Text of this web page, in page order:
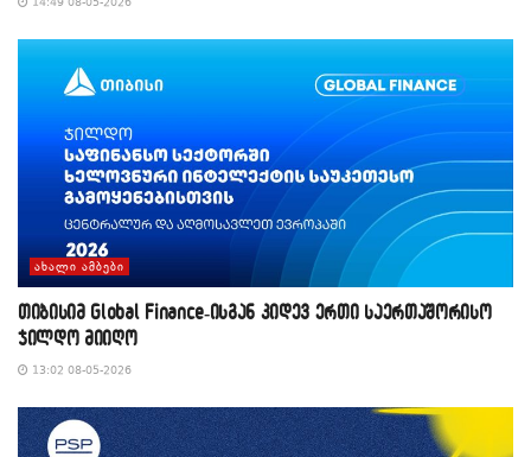
ᲐᲮᲐᲚᲘ ᲐᲛᲑᲔᲑᲘ
თიბისიმ Global Finance-ისგან კიდევ ერთი საერთაშორისო
ჯილდო მიიღო
13:02 08-05-2026